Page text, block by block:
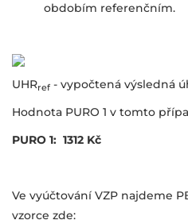
obdobím referenčním.
UHRref - vypočtená výsledná
Hodnota PURO 1 v tomto
PURO 1: 1312 Kč
Ve vyúčtování VZP najdeme
vzorce zde: